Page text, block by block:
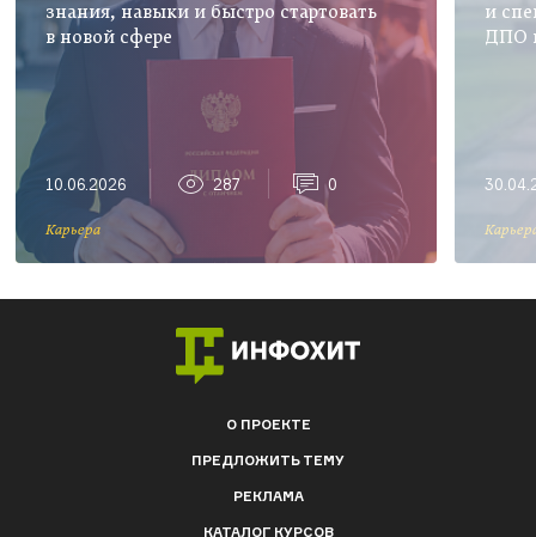
знания, навыки и быстро стартовать
в новой сфере
10.06.2026 287 0
Карьера
и
ДПО
О ПРОЕКТЕ
ПРЕДЛОЖИТЬ ТЕМУ
РЕКЛАМА
КАТАЛОГ КУРСОВ